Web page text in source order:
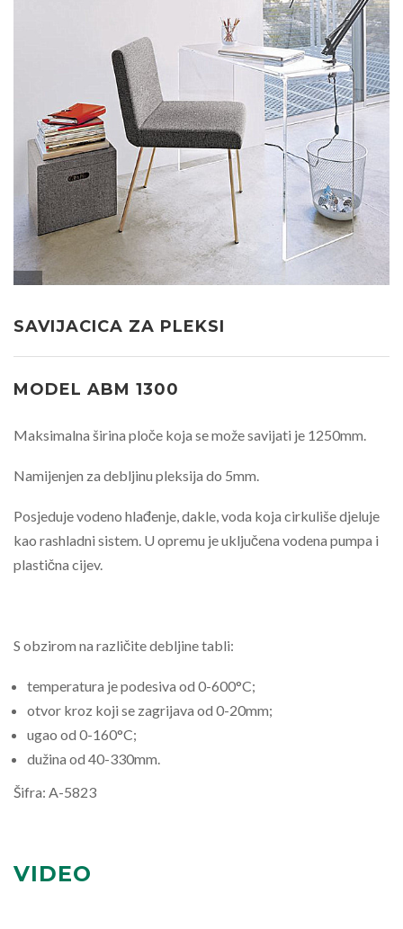
SAVIJACICA ZA PLEKSI
MODEL ABM 1300
Maksimalna širina ploče koja se može savijati je 1250mm.
Namijenjen za debljinu pleksija do 5mm.
Posjeduje vodeno hlađenje, dakle, voda koja cirkuliše djeluje
kao rashladni sistem. U opremu je uključena vodena pumpa i
plastična cijev.
S obzirom na različite debljine tabli:
temperatura je podesiva od 0-600°C;
otvor kroz koji se zagrijava od 0-20mm;
ugao od 0-160°C;
dužina od 40-330mm.
Šifra: A-5823
VIDEO